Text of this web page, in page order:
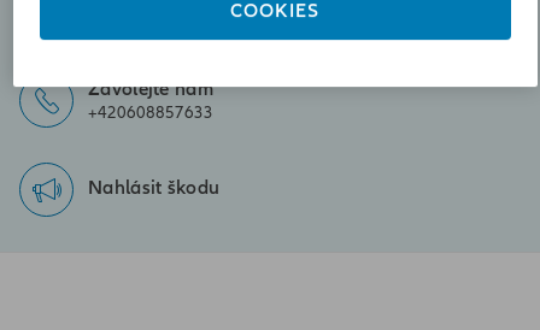
dagmar.matejckova@iallianz.cz
Zavolejte nám
+420608857633
Nahlásit škodu
COOKIES